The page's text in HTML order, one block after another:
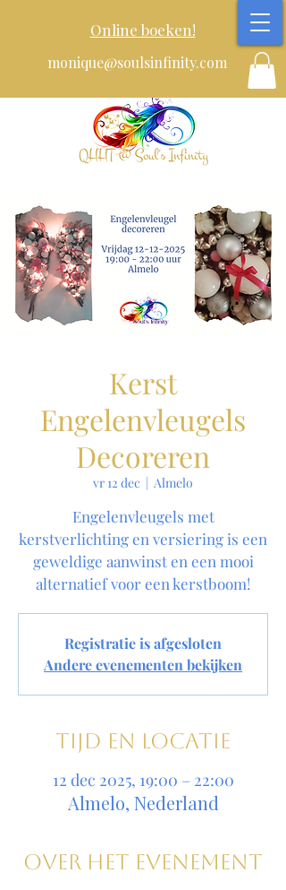
Online boeken!
monique@soulsinfinity.com
Kerst
Engelenvleugels
Decoreren
vr 12 dec
  |
Almelo
Engelenvleugels met
kerstverlichting en versiering is een
geweldige aanwinst en een mooi
alternatief voor een kerstboom!
Registratie is afgesloten
Andere evenementen bekijken
Tijd en locatie
12 dec 2025, 19:00 – 22:00
Almelo, Nederland
Over het evenement